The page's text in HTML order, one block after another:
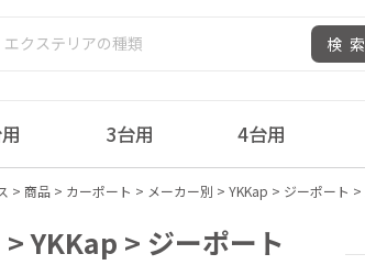
検索
3台用 4台用
> 商品> カーポート > メーカー別 > YKKap > ジーポート >
YKKap > ジーポート